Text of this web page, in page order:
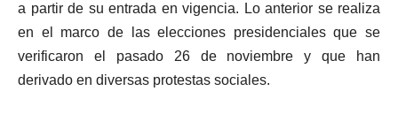
a partir de su entrada en vigencia. Lo anterior se realiza
en el marco de las elecciones presidenciales que se
verificaron el pasado 26 de noviembre y que han
derivado en diversas protestas sociales.